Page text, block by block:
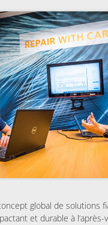
global de solutions
et durable à l’après-